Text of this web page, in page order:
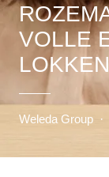
VOLLE
LOKKEN
Weleda Group ·